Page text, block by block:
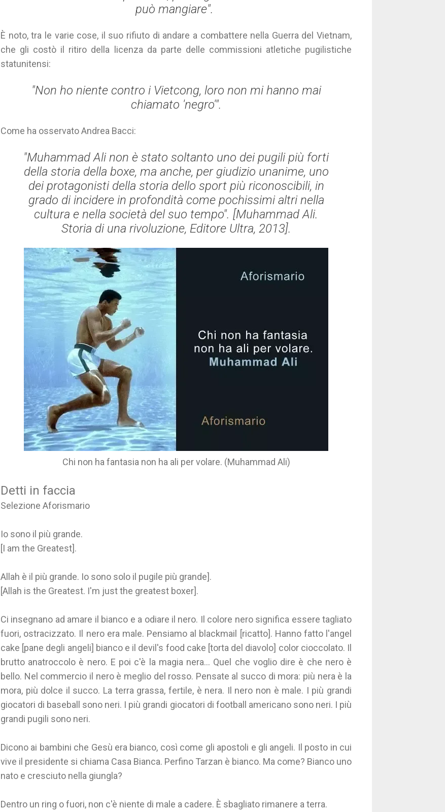
può mangiare".
È noto, tra le varie cose, il suo rifiuto di andare a combattere nella Guerra del Vietnam,
che gli costò il ritiro della licenza da parte delle commissioni atletiche pugilistiche
statunitensi:
"Non ho niente contro i Vietcong, loro non mi hanno mai
chiamato 'negro'".
Come ha osservato Andrea Bacci:
"Muhammad Ali non è stato soltanto uno dei pugili più forti
della storia della boxe, ma anche, per giudizio unanime, uno
dei protagonisti della storia dello sport più riconoscibili, in
grado di incidere in profondità come pochissimi altri nella
cultura e nella società del suo tempo". [Muhammad Ali.
Storia di una rivoluzione, Editore Ultra, 2013].
Chi non ha fantasia non ha ali per volare. (Muhammad Ali)
Detti in faccia
Selezione Aforismario
Io sono il più grande.
[I am the Greatest].
Allah è il più grande. Io sono solo il pugile più grande].
[Allah is the Greatest. I'm just the greatest boxer].
Ci insegnano ad amare il bianco e a odiare il nero. Il colore nero significa essere tagliato
fuori, ostracizzato. Il nero era male. Pensiamo al blackmail [ricatto]. Hanno fatto l'angel
cake [pane degli angeli] bianco e il devil's food cake [torta del diavolo] color cioccolato. Il
brutto anatroccolo è nero. E poi c'è la magia nera... Quel che voglio dire è che nero è
bello. Nel commercio il nero è meglio del rosso. Pensate al succo di mora: più nera è la
mora, più dolce il succo. La terra grassa, fertile, è nera. Il nero non è male. I più grandi
giocatori di baseball sono neri. I più grandi giocatori di football americano sono neri. I più
grandi pugili sono neri.
Dicono ai bambini che Gesù era bianco, così come gli apostoli e gli angeli. Il posto in cui
vive il presidente si chiama Casa Bianca. Perfino Tarzan è bianco. Ma come? Bianco uno
nato e cresciuto nella giungla?
Dentro un ring o fuori, non c'è niente di male a cadere. È sbagliato rimanere a terra.